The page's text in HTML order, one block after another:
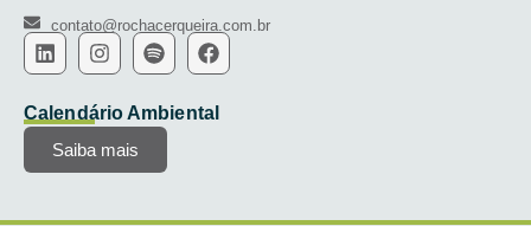
contato@rochacerqueira.com.br
Calendário Ambiental
Saiba mais